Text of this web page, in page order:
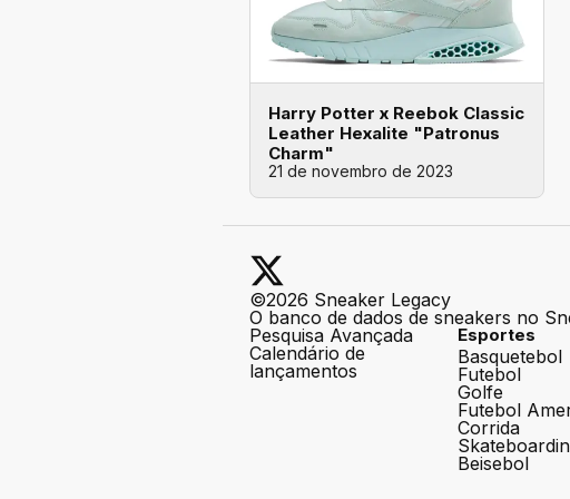
Harry Potter x Reebok Classic
Leather Hexalite "Patronus
Charm"
21 de novembro de 2023
©2026 Sneaker Legacy
O banco de dados de sneakers no
Pesquisa Avançada
Calendário de
lançamentos
Esportes
Basquetebol
Futebol
Golfe
Futebol
Corrida
Beisebol